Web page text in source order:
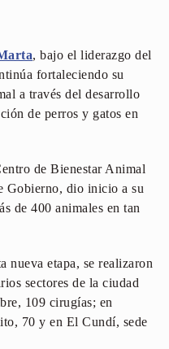
, bajo el liderazgo del
fortaleciendo su
a través del desarrollo
de perros y gatos en
de Bienestar Animal
Gobierno, dio inicio a su
de 400 animales en tan
nueva etapa, se realizaron
sectores de la ciudad
109 cirugías; en
70 y en El Cundí, sede